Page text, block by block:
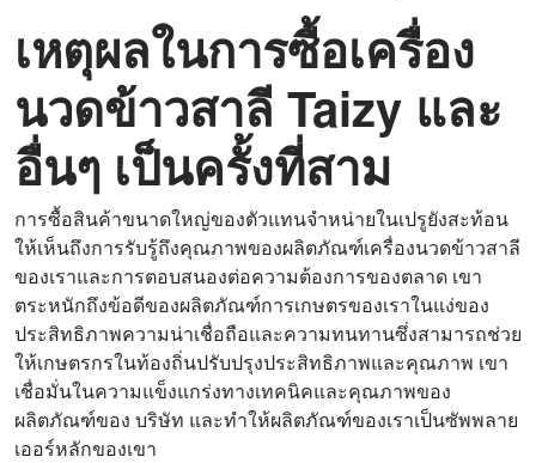
เหตุผลในการซื้อเครื่อง
นวดข้าวสาลี Taizy และ
อื่นๆ เป็นครั้งที่สาม
การซื้อสินค้าขนาดใหญ่ของตัวแทนจำหน่ายในเปรูยังสะท้อน
ให้เห็นถึงการรับรู้ถึงคุณภาพของผลิตภัณฑ์เครื่องนวดข้าวสาลี
ของเราและการตอบสนองต่อความต้องการของตลาด เขา
ตระหนักถึงข้อดีของผลิตภัณฑ์การเกษตรของเราในแง่ของ
ประสิทธิภาพความน่าเชื่อถือและความทนทานซึ่งสามารถช่วย
ให้เกษตรกรในท้องถิ่นปรับปรุงประสิทธิภาพและคุณภาพ เขา
เชื่อมั่นในความแข็งแกร่งทางเทคนิคและคุณภาพของ
ผลิตภัณฑ์ของ บริษัท และทำให้ผลิตภัณฑ์ของเราเป็นซัพพลาย
เออร์หลักของเขา